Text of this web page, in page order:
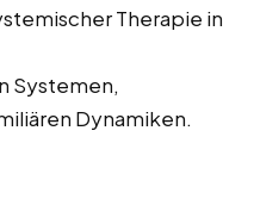
Therapie in
Systemen,
Dynamiken.